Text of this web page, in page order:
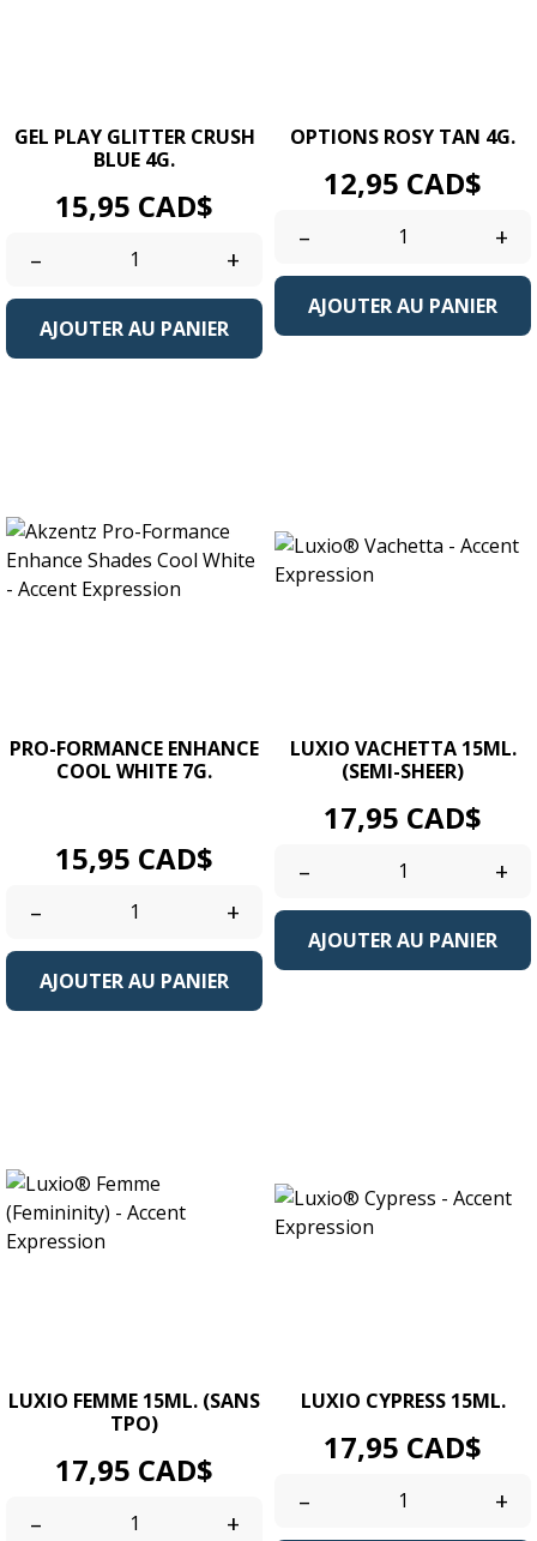
GEL PLAY GLITTER CRUSH
BLUE 4G.
Prix
15,95 CAD$
– +
AJOUTER AU PANIER
OPTIONS ROSY TAN 4G.
Prix
12,95 CAD$
– +
AJOUTER AU PANIER
PRO-FORMANCE ENHANCE
COOL WHITE 7G.
Prix
15,95 CAD$
– +
AJOUTER AU PANIER
LUXIO VACHETTA 15ML.
(SEMI-SHEER)
Prix
17,95 CAD$
– +
AJOUTER AU PANIER
LUXIO FEMME 15ML. (SANS
TPO)
Prix
17,95 CAD$
– +
LUXIO CYPRESS 15ML.
Prix
17,95 CAD$
– +